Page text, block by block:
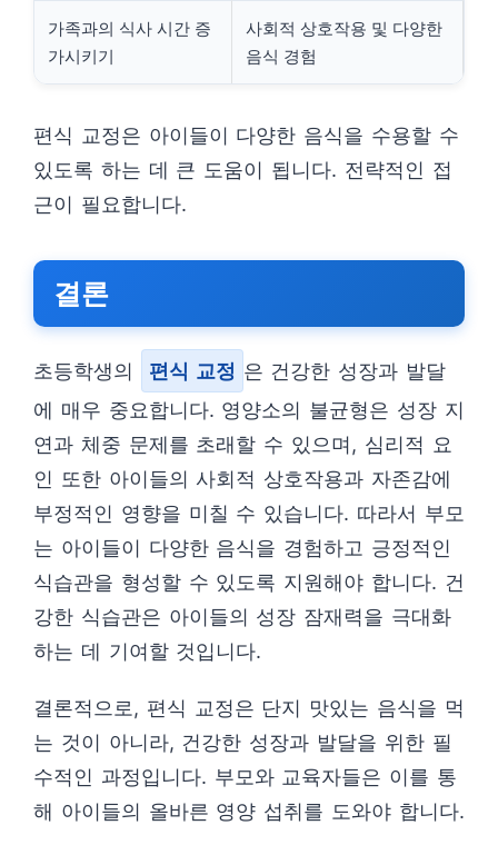
가족과의 식사 시간 증
가시키기
사회적 상호작용 및 다양한
음식 경험
편식 교정은 아이들이 다양한 음식을 수용할 수
있도록 하는 데 큰 도움이 됩니다. 전략적인 접
근이 필요합니다.
결론
초등학생의 편식 교정 은 건강한 성장과 발달
에 매우 중요합니다. 영양소의 불균형은 성장 지
연과 체중 문제를 초래할 수 있으며, 심리적 요
인 또한 아이들의 사회적 상호작용과 자존감에
부정적인 영향을 미칠 수 있습니다. 따라서 부모
는 아이들이 다양한 음식을 경험하고 긍정적인
식습관을 형성할 수 있도록 지원해야 합니다. 건
강한 식습관은 아이들의 성장 잠재력을 극대화
하는 데 기여할 것입니다.
결론적으로, 편식 교정은 단지 맛있는 음식을 먹
는 것이 아니라, 건강한 성장과 발달을 위한 필
수적인 과정입니다. 부모와 교육자들은 이를 통
해 아이들의 올바른 영양 섭취를 도와야 합니다.